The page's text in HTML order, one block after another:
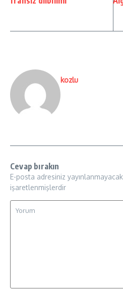
kozlu
Cevap bırakın
E-posta adresiniz
işaretlenmişlerdir